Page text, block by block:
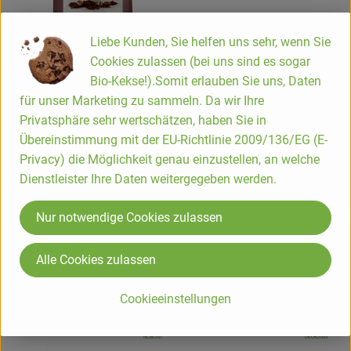
, Preis:
8,49 €
Gourmet Kaffee entkoffiniert
, Herkunft:
DV, Referenzpreis:
33,96 €
Produkt zum Warenkorb hinzufügen
Kaffee (Instant & Getreide)
, Kontrollstelle:
NL-BIO-01 , Kontrollstelle:
DE-ÖKO-005
Liebe Kunden, Sie helfen uns sehr, wenn Sie
Cookies zulassen (bei uns sind es sogar
Bio-Kekse!).Somit erlauben Sie uns, Daten
für unser Marketing zu sammeln. Da wir Ihre
Privatsphäre sehr wertschätzen, haben Sie in
Übereinstimmung mit der EU-Richtlinie 2009/136/EG (E-
Privacy) die Möglichkeit genau einzustellen, an welche
Dienstleister Ihre Daten weitergegeben werden.
Cookieeinstellungen
Nur notwendige Cookies zulassen
Alle Cookies zulassen